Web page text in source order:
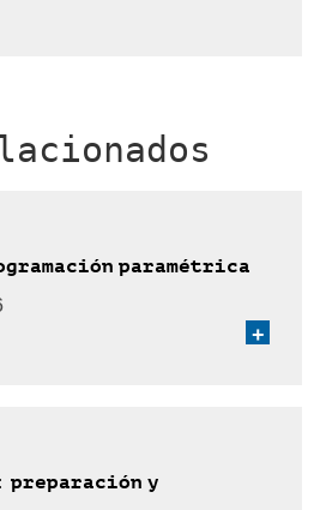
paramétrica
+
preparación y